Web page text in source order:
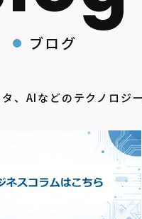
ブログ
、AIなどのテクノロジ